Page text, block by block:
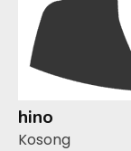
hino
Kosong